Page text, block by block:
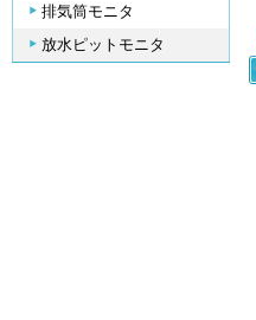
排気筒モニタ
放水ピットモニタ